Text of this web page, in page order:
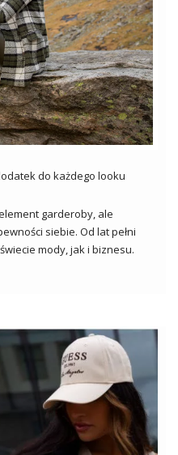
do każdego looku
garderoby, ale
siebie. Od lat pełni
mody, jak i biznesu.